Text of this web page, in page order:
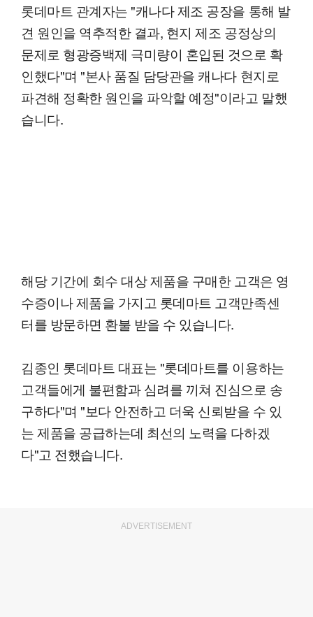
롯데마트 관계자는 "캐나다 제조 공장을 통해 발
견 원인을 역추적한 결과, 현지 제조 공정상의
문제로 형광증백제 극미량이 혼입된 것으로 확
인했다"며 "본사 품질 담당관을 캐나다 현지로
파견해 정확한 원인을 파악할 예정"이라고 말했
습니다.
해당 기간에 회수 대상 제품을 구매한 고객은 영
수증이나 제품을 가지고 롯데마트 고객만족센
터를 방문하면 환불 받을 수 있습니다.
김종인 롯데마트 대표는 "롯데마트를 이용하는
고객들에게 불편함과 심려를 끼쳐 진심으로 송
구하다"며 "보다 안전하고 더욱 신뢰받을 수 있
는 제품을 공급하는데 최선의 노력을 다하겠
다"고 전했습니다.
ADVERTISEMENT